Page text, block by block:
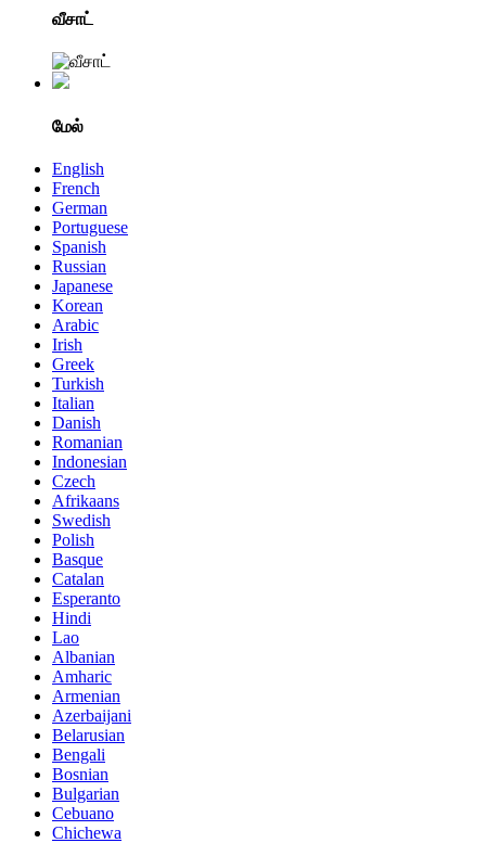
வீசாட்
மேல்
English
French
German
Portuguese
Spanish
Russian
Japanese
Korean
Arabic
Irish
Greek
Turkish
Italian
Danish
Romanian
Indonesian
Czech
Afrikaans
Swedish
Polish
Basque
Catalan
Esperanto
Hindi
Lao
Albanian
Amharic
Armenian
Azerbaijani
Belarusian
Bengali
Bosnian
Bulgarian
Cebuano
Chichewa